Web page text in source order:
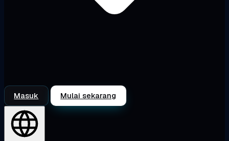
Masuk Mulai sekarang